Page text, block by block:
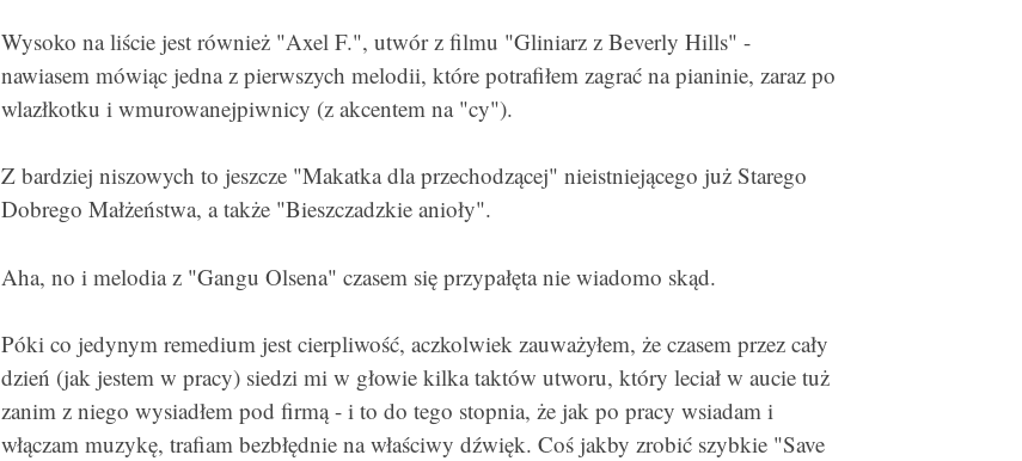
Wysoko na liście jest również "Axel F.", utwór z filmu "Gliniarz z Beverly Hills" -
nawiasem mówiąc jedna z pierwszych melodii, które potrafiłem zagrać na pianinie, zaraz po
wlazłkotku i wmurowanejpiwnicy (z akcentem na "cy").
Z bardziej niszowych to jeszcze "Makatka dla przechodzącej" nieistniejącego już Starego
Dobrego Małżeństwa, a także "Bieszczadzkie anioły".
Aha, no i melodia z "Gangu Olsena" czasem się przypałęta nie wiadomo skąd.
Póki co jedynym remedium jest cierpliwość, aczkolwiek zauważyłem, że czasem przez cały
dzień (jak jestem w pracy) siedzi mi w głowie kilka taktów utworu, który leciał w aucie tuż
zanim z niego wysiadłem pod firmą - i to do tego stopnia, że jak po pracy wsiadam i
włączam muzykę, trafiam bezbłędnie na właściwy dźwięk. Coś jakby zrobić szybkie "Save